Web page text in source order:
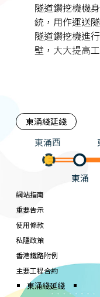
隧道鑽挖機機
統，用作運送
隧道鑽挖機進
壁，大大提高
東涌綫延綫
東涌
東涌西
網站指南
重要告示
使用條款
私隱政策
香港鐵路附例
主要工程合約
東涌綫延綫